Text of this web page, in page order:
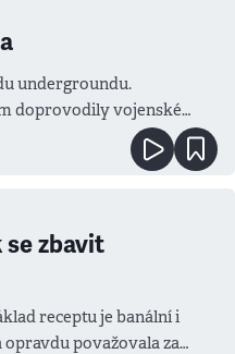
undergroundu.
doprovodily vojenské
se zbavit
receptu je banální i
opravdu považovala za